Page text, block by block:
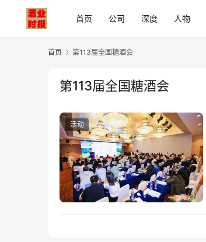
首页 公司 深度 人物
首页 第113届全国糖酒会
第113届全国糖酒会
活动